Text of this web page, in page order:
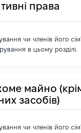
права
чи членів його
в цьому розділі.
майно
засобів)
чи членів його